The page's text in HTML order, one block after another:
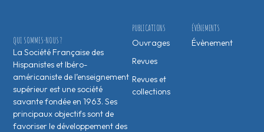
ÉVÉNEMENTS
Évènement
PUBLICATIONS
Ouvrages
Revues
Revues et
collections
QUI SOMMES-NOUS ?
La Société Française des
Hispanistes et Ibéro-
américaniste de l’enseignement
supérieur est une société
savante fondée en 1963. Ses
principaux objectifs sont de
favoriser le développement des